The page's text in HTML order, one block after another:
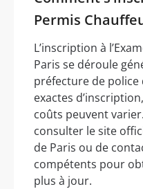
Permis
L’inscription à
Paris se déroule
préfecture de police
exactes
coûts peuvent
consulter le site
de Paris ou de
compétents pour
plus à jour.